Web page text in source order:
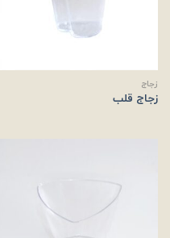
زجاج
زجاج قلب